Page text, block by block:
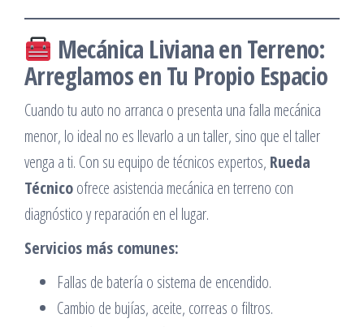
Mecánica Liviana en Terreno:
Arreglamos en Tu Propio Espacio
Cuando tu auto no arranca o presenta una falla mecánica
menor, lo ideal no es llevarlo a un taller, sino que el taller
venga a ti. Con su equipo de técnicos expertos, Rueda
Técnicoofrece asistencia mecánica en terreno con
diagnóstico y reparación en el lugar.
Servicios más comunes:
Fallas de batería o sistema de encendido.
Cambio de bujías, aceite, correas o filtros.